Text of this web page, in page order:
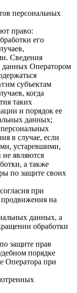
персональных
право:
его
Сведения
данных Оператором
субъектам
когда
таких
и порядок ее
данных;
в случае, если
устаревшими,
являются
а также
по защите своих
при
на
данных, а
обработки
защите прав
порядке
Оператора при